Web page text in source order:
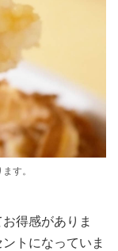
す。
得感がありま
トになっていま